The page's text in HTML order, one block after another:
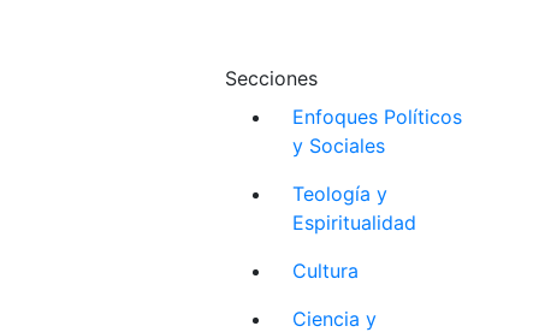
Secciones
Enfoques Políticos
y Sociales
Teología y
Espiritualidad
Cultura
Ciencia y